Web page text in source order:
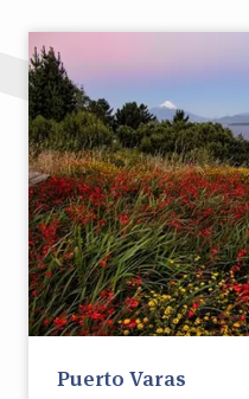
Puerto Varas